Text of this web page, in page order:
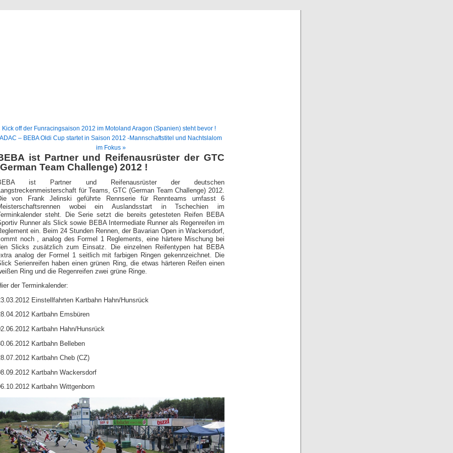
Kick off der Funracingsaison 2012 im Motoland Aragon (Spanien) steht bevor !
ADAC – BEBA Oldi Cup startet in Saison 2012 -Mannschaftstitel und Nachtslalom
im Fokus »
ist Partner und Reifenausrüster der GTC
Team Challenge) 2012 !
ist Partner und Reifenausrüster der deutschen
für Teams, GTC (German Team Challenge) 2012.
von Frank Jelinski geführte Rennserie für Rennteams umfasst 6
wobei ein Auslandsstart in Tschechien im
steht. Die Serie setzt die bereits getesteten Reifen BEBA
Runner als Slick sowie BEBA Intermediate Runner als Regenreifen im
ein. Beim 24 Stunden Rennen, der Bavarian Open in Wackersdorf,
noch , analog des Formel 1 Reglements, eine härtere Mischung bei
Slicks zusätzlich zum Einsatz. Die einzelnen Reifentypen hat BEBA
analog der Formel 1 seitlich mit farbigen Ringen gekennzeichnet. Die
Serienreifen haben einen grünen Ring, die etwas härteren Reifen einen
Ring und die Regenreifen zwei grüne Ringe.
der Terminkalender:
Einstellfahrten Kartbahn Hahn/Hunsrück
Kartbahn Emsbüren
Kartbahn Hahn/Hunsrück
Kartbahn Belleben
Kartbahn Cheb (CZ)
Kartbahn Wackersdorf
Kartbahn Wittgenborn